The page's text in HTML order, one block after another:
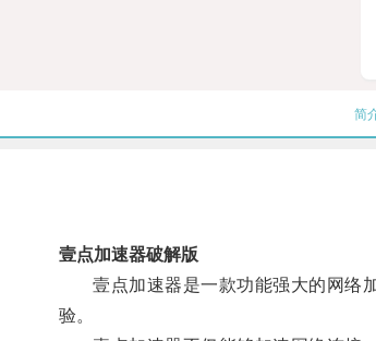
简
壹点加速器破解版
壹点加速器是一款功能强大的网络加
验。